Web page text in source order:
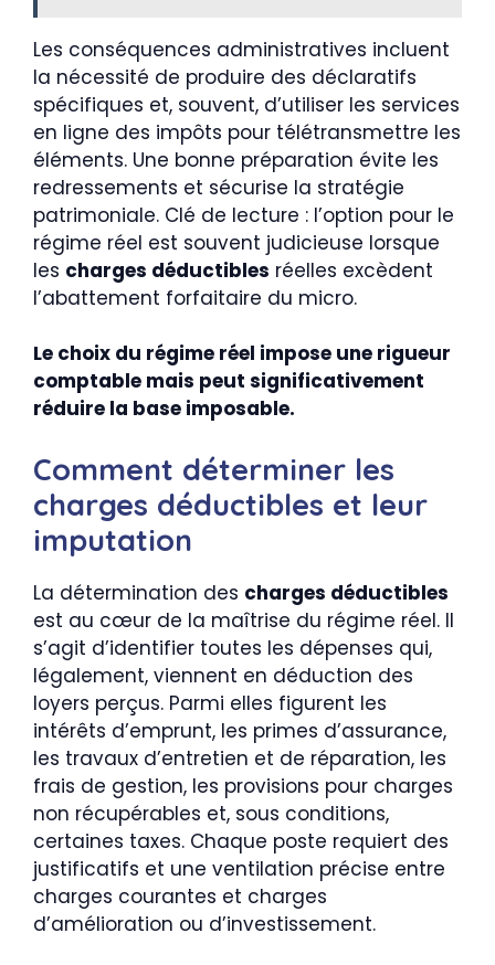
Les conséquences administratives incluent
la nécessité de produire des déclaratifs
spécifiques et, souvent, d’utiliser les services
en ligne des impôts pour télétransmettre les
éléments. Une bonne préparation évite les
redressements et sécurise la stratégie
patrimoniale. Clé de lecture : l’option pour le
régime réel est souvent judicieuse lorsque
les charges déductibles réelles excèdent
l’abattement forfaitaire du micro.
Le choix du régime réel impose une rigueur
comptable mais peut significativement
réduire la base imposable.
Comment déterminer les
charges déductibles et leur
imputation
La détermination des charges déductibles
est au cœur de la maîtrise du régime réel. Il
s’agit d’identifier toutes les dépenses qui,
légalement, viennent en déduction des
loyers perçus. Parmi elles figurent les
intérêts d’emprunt, les primes d’assurance,
les travaux d’entretien et de réparation, les
frais de gestion, les provisions pour charges
non récupérables et, sous conditions,
certaines taxes. Chaque poste requiert des
justificatifs et une ventilation précise entre
charges courantes et charges
d’amélioration ou d’investissement.